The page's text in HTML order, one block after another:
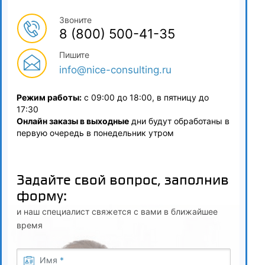
Психология спорта
5.1
Методологические основы спортивной психологии
Спорт и психическое здоровье
5.3
5.4
Спортивная психофизиология
Когнитивные процессы в спорте
Звоните
8 (800) 500-41-35
Пишите
info@nice-consulting.ru
Режим работы: с 09:00 до 18:00, в пятницу до
17:30
Онлайн заказы в выходные дни будут обработаны в
первую очередь в понедельник утром
Задайте свой вопрос, заполнив
форму:
и наш специалист свяжется с вами в ближайшее
время
Имя *